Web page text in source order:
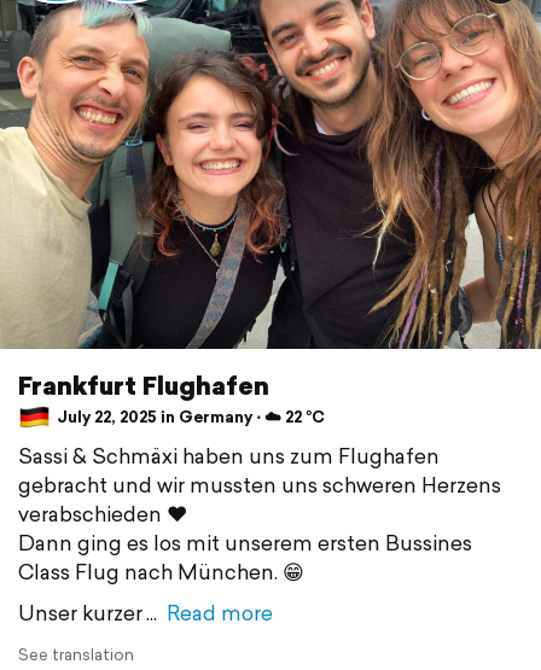
Frankfurt Flughafen
July 22, 2025 in Germany ⋅ ☁️ 22 °C
Sassi & Schmäxi haben uns zum Flughafen
gebracht und wir mussten uns schweren Herzens
verabschieden ♥️
Dann ging es los mit unserem ersten Bussines
Class Flug nach München. 😁
Unser kurzer
Read more
See translation